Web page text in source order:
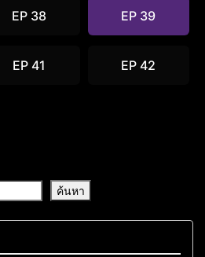
EP 38 EP 39
EP 41 EP 42
ค้นหา